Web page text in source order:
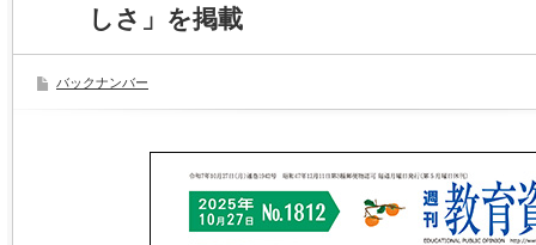
しさ」を掲載
バックナンバー